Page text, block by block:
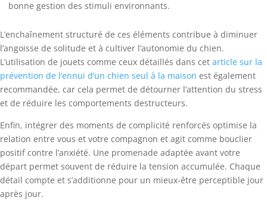
bonne gestion des stimuli environnants.
L’enchaînement structuré de ces éléments contribue à diminuer
l’angoisse de solitude et à cultiver l’autonomie du chien.
L’utilisation de jouets comme ceux détaillés dans cet article sur la
prévention de l’ennui d’un chien seul à la maison est également
recommandée, car cela permet de détourner l’attention du stress
et de réduire les comportements destructeurs.
Enfin, intégrer des moments de complicité renforcés optimise la
relation entre vous et votre compagnon et agit comme bouclier
positif contre l’anxiété. Une promenade adaptée avant votre
départ permet souvent de réduire la tension accumulée. Chaque
détail compte et s’additionne pour un mieux-être perceptible jour
après jour.